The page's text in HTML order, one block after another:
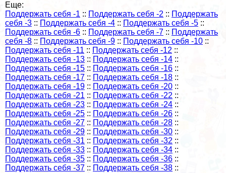
Еще:
Поддержать себя -1 :: Поддержать себя -2 :: Поддержать
себя -3 :: Поддержать себя -4 :: Поддержать себя -5 ::
Поддержать себя -6 :: Поддержать себя -7 :: Поддержать
себя -8 :: Поддержать себя -9 :: Поддержать себя -10 ::
Поддержать себя -11 :: Поддержать себя -12 ::
Поддержать себя -13 :: Поддержать себя -14 ::
Поддержать себя -15 :: Поддержать себя -16 ::
Поддержать себя -17 :: Поддержать себя -18 ::
Поддержать себя -19 :: Поддержать себя -20 ::
Поддержать себя -21 :: Поддержать себя -22 ::
Поддержать себя -23 :: Поддержать себя -24 ::
Поддержать себя -25 :: Поддержать себя -26 ::
Поддержать себя -27 :: Поддержать себя -28 ::
Поддержать себя -29 :: Поддержать себя -30 ::
Поддержать себя -31 :: Поддержать себя -32 ::
Поддержать себя -33 :: Поддержать себя -34 ::
Поддержать себя -35 :: Поддержать себя -36 ::
Поддержать себя -37 :: Поддержать себя -38 ::